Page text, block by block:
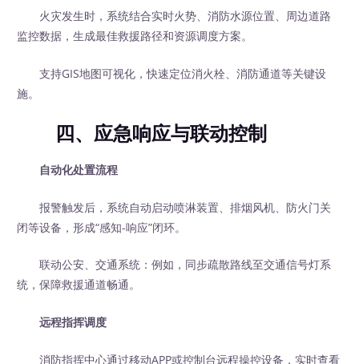
火灾发生时，系统结合实时火势、消防水源位置、周边道路
监控数据，生成最佳救援路径和资源调度方案。
支持GIS地图可视化，快速定位消火栓、消防通道等关键设
施。
四、应急响应与联动控制
自动化处置流程
报警触发后，系统自动启动喷淋装置、排烟风机、防火门关
闭等设备，形成“感知-响应”闭环。
联动公安、交通系统：例如，同步疏散路线至交通信号灯系
统，保障救援通道畅通。
远程指挥调度
消防指挥中心通过移动APP或控制台远程操控设备，实时查看